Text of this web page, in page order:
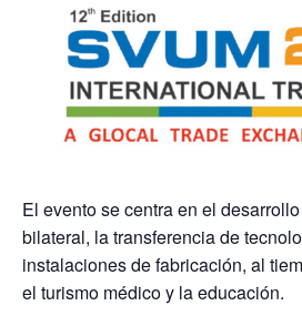
El evento se centra en el
bilateral, la transferencia de
instalaciones de fabricación, al
el turismo médico y la educación.